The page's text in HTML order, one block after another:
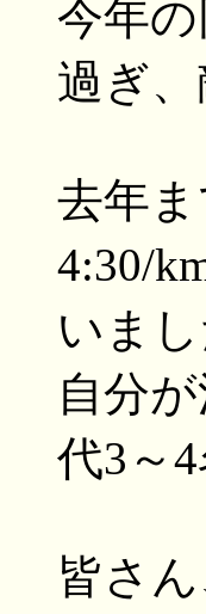
今年
過ぎ
去年
4:30/
いまし
自分
代3～
皆さ